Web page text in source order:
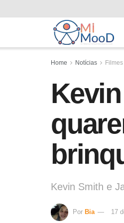
Home Notícias
Kevin Smith e
Por Bia 17